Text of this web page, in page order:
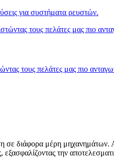
για συστήματα ρευστών.
τους πελάτες μας πιο
διάφορα μέρη μηχανημάτων.
την